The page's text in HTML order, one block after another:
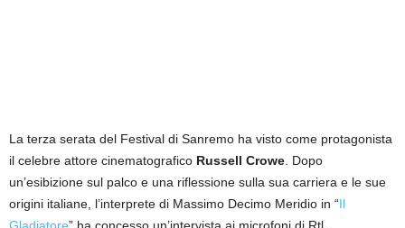
La terza serata del Festival di Sanremo ha visto come protagonista
il celebre attore cinematografico Russell Crowe . Dopo
un’esibizione sul palco e una riflessione sulla sua carriera e le sue
origini italiane, l’interprete di Massimo Decimo Meridio in “Il